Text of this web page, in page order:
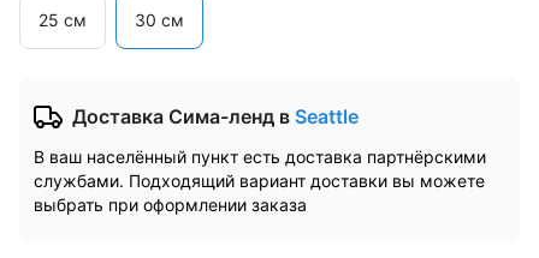
25 см 30 см
Доставка Сима-ленд в Seattle
В ваш населённый пункт есть доставка партнёрскими
службами. Подходящий вариант доставки вы можете
выбрать при оформлении заказа